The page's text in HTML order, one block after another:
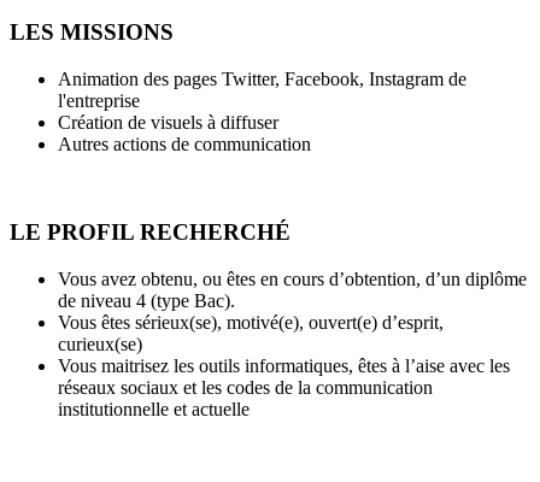
LES MISSIONS
Animation des pages Twitter, Facebook, Instagram de
l'entreprise
Création de visuels à diffuser
Autres actions de communication
LE PROFIL RECHERCHÉ
Vous avez obtenu, ou êtes en cours d’obtention, d’un diplôme
de niveau 4 (type Bac).
Vous êtes sérieux(se), motivé(e), ouvert(e) d’esprit,
curieux(se)
Vous maitrisez les outils informatiques, êtes à l’aise avec les
réseaux sociaux et les codes de la communication
institutionnelle et actuelle